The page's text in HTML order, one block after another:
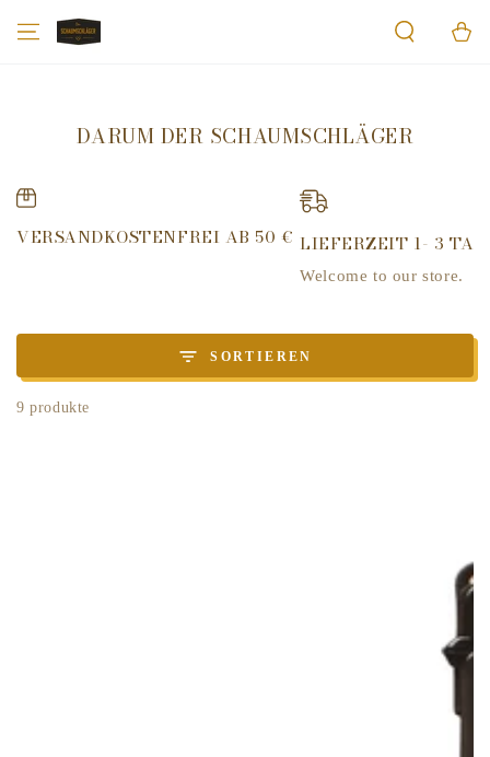
SPRINGEN
DARUM DER SCHAUMSCHLÄGER
VERSANDKOSTENFREI AB 50 € LIEFERZEIT 1- 3
Welcome to our store.
SORTIEREN
9 produkte